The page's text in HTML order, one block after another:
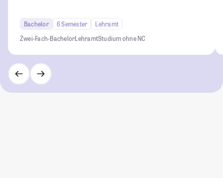
Bachelor 6 Semester
Lehramt
Zwei-Fach-BachelorLehramtStudium ohne NC